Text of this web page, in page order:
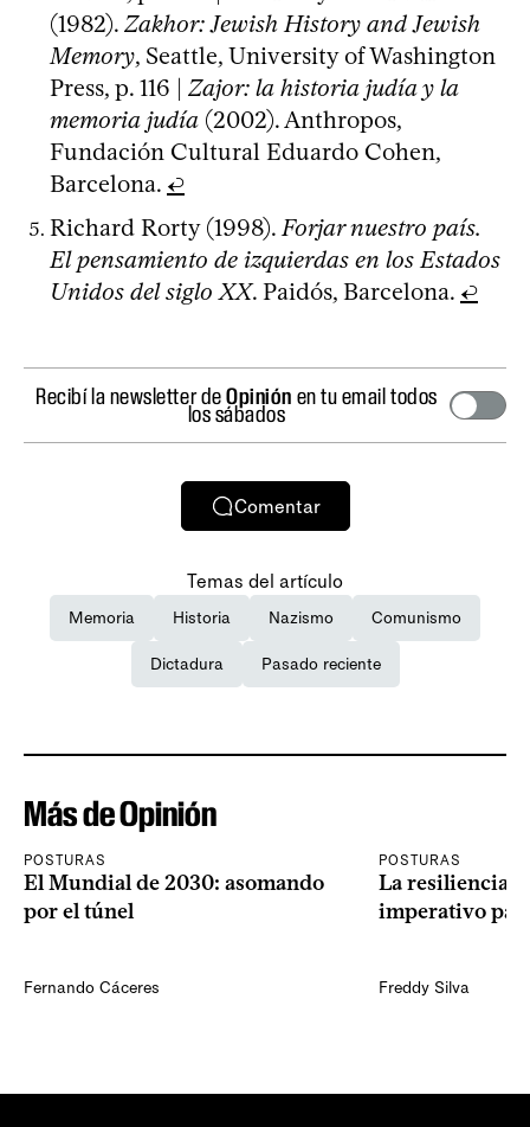
(1982). Zakhor: Jewish History and Jewish
Memory, Seattle, University of Washington
Press, p. 116 | Zajor: la historia judía y la
memoria judía (2002). Anthropos,
Fundación Cultural Eduardo Cohen,
Barcelona. ↩
Richard Rorty (1998).Forjar nuestro país.
El pensamiento de izquierdas en los Estados
Unidos del siglo XX. Paidós, Barcelona. ↩
Recibí la newsletter deOpinión en tu email todos
los sábados
Comentar
Temas del artículo
Memoria Historia Nazismo Comunismo
Dictadura Pasado reciente
Más de Opinión
POSTURAS
El Mundial de 2030: asomando
por el túnel
Fernando Cáceres
POSTURAS
La resiliencia
imperativo
Freddy Silva